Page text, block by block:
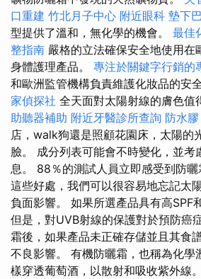
口重建 竹北月子中心 附近眼科 墊下巴
型提供了溫和，無化學的機會。 最佳
整指南 嚴格的立法確保安全地使用在
身體護理產品。 專注於關鍵字行銷的
和歐洲監管機構負責維護化妝品的安
家偵探社 全天面對太陽射線的膚色值
助聽器補助 附近牙醫診所查詢 防水膠
店，walk狗還是照顧花園床，太陽的
臉。 成分列表可能會不時變化，並考
息。 88％的測試人員立即感受到防
這些好處，我們可以很容易地忘記太
負面影響。 如果所選產品具有高SPF
但是，對UVB射線的保護對於預防癌
霜後，如果產品未正確存儲並且其食
不良影響。 有機防曬霜，也稱為化學
樣穿透葡萄酒，以散射和吸收紫外線。